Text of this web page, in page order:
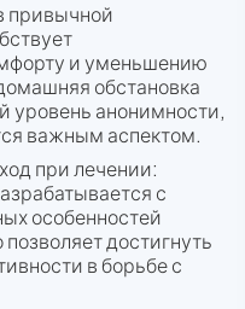
привычной
и уменьшению
обстановка
уровень анонимности,
важным аспектом.
при лечении:
с
особенностей
достигнуть
в борьбе с